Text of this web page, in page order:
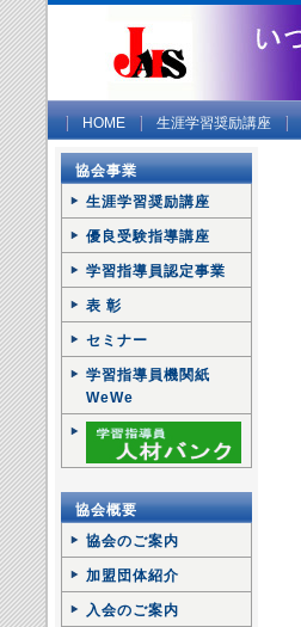
HOME 生涯学習奨励講座
協会事業
生涯学習奨励講座
優良受験指導講座
学習指導員認定事業
表 彰
セミナー
学習指導員機関紙
WeWe
協会概要
協会のご案内
加盟団体紹介
入会のご案内